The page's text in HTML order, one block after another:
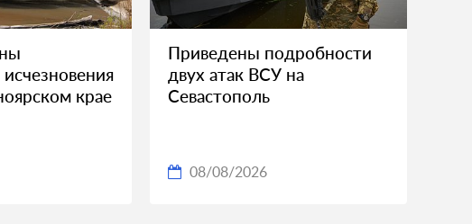
крае
Приведены подробности
двух атак ВСУ на
Севастополь
08/08/2026